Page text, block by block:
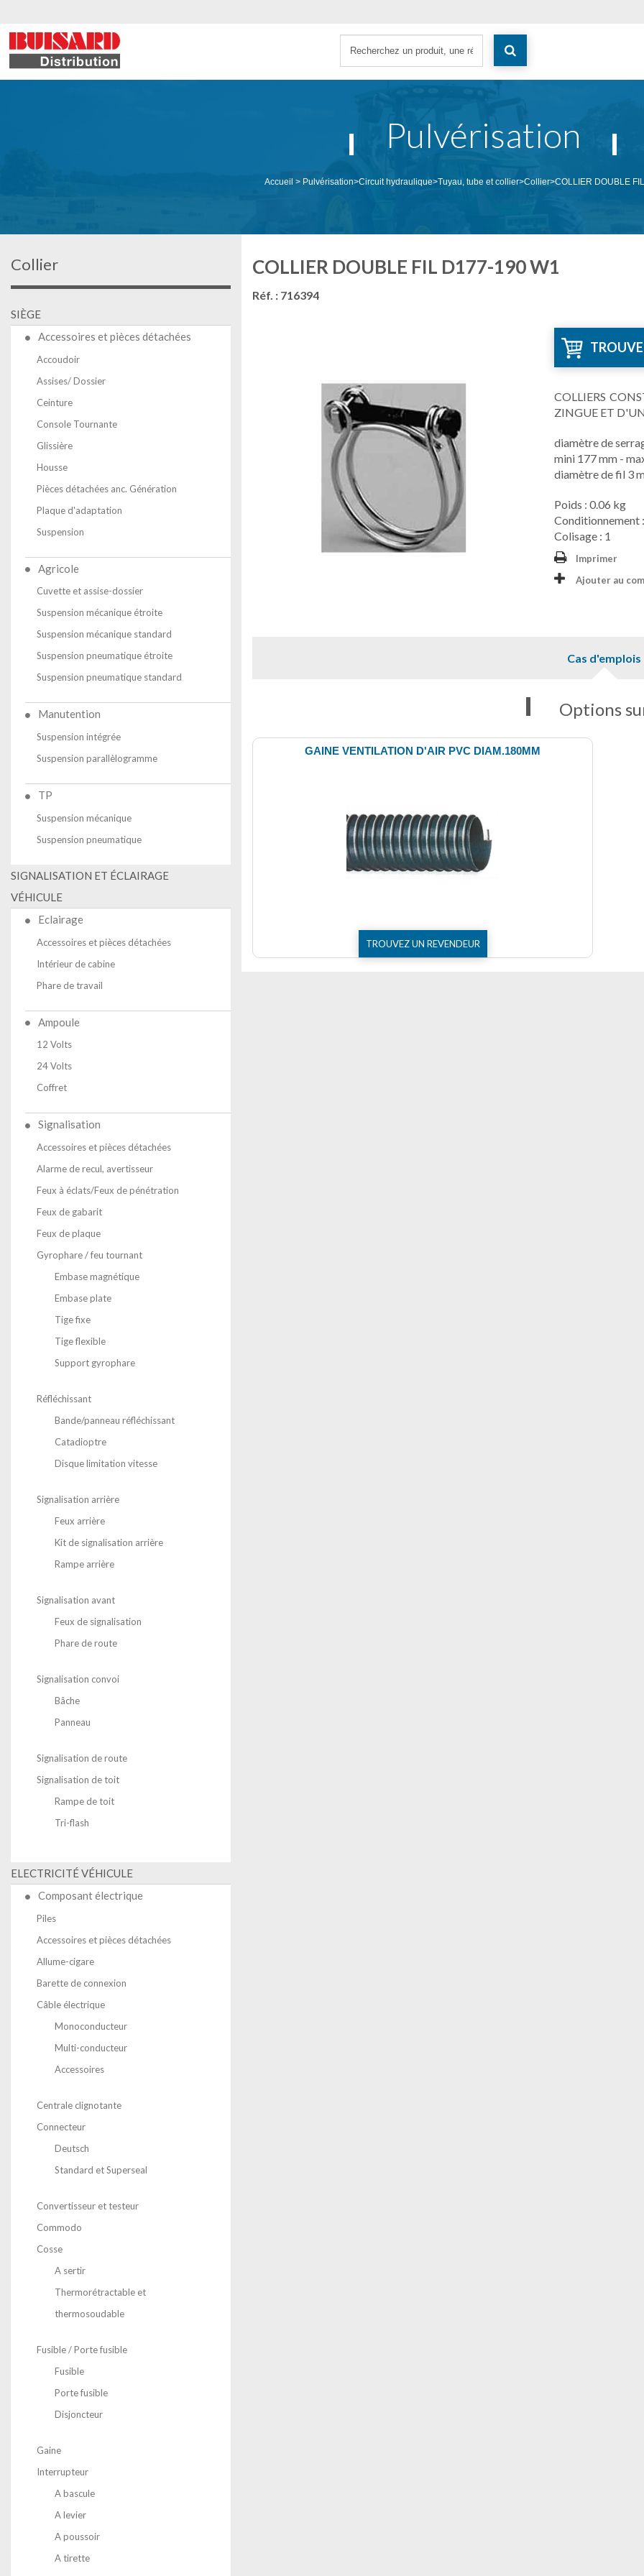
Pulvérisation
Accueil > Pulvérisation>Circuit hydraulique>Tuyau, tube et collier>Collier>COLLIER DOUBLE
Collier
SIÈGE
Accessoires et pièces détachées
Accoudoir
Assises/ Dossier
Ceinture
Console Tournante
Glissière
Housse
Pièces détachées anc. Génération
Plaque d'adaptation
Suspension
Agricole
Cuvette et assise-dossier
Suspension mécanique étroite
Suspension mécanique standard
Suspension pneumatique étroite
Suspension pneumatique standard
Manutention
Suspension intégrée
Suspension parallèlogramme
TP
Suspension mécanique
Suspension pneumatique
SIGNALISATION ET ÉCLAIRAGE
VÉHICULE
Eclairage
Accessoires et pièces détachées
Intérieur de cabine
Phare de travail
Ampoule
12 Volts
24 Volts
Coffret
Signalisation
Accessoires et pièces détachées
Alarme de recul, avertisseur
Feux à éclats/Feux de pénétration
Feux de gabarit
Feux de plaque
Gyrophare / feu tournant
Embase magnétique
Embase plate
Tige fixe
Tige flexible
Support gyrophare
Réfléchissant
Bande/panneau réfléchissant
Catadioptre
Disque limitation vitesse
Signalisation arrière
Feux arrière
Kit de signalisation arrière
Rampe arrière
Signalisation avant
Feux de signalisation
Phare de route
Signalisation convoi
Bâche
Panneau
Signalisation de route
Signalisation de toit
Rampe de toit
Tri-flash
ELECTRICITÉ VÉHICULE
Composant électrique
Piles
Accessoires et pièces détachées
Allume-cigare
Barette de connexion
Câble électrique
Monoconducteur
Multi-conducteur
Accessoires
Centrale clignotante
Connecteur
Deutsch
Standard et Superseal
Convertisseur et testeur
Commodo
Cosse
A sertir
Thermorétractable et
thermosoudable
Fusible / Porte fusible
Fusible
Porte fusible
Disjoncteur
Gaine
Interrupteur
A bascule
A levier
A poussoir
A tirette
COLLIER DOUBLE FIL D177-190 W1
Réf. : 716394
COLLIERS
ZINGUE ET
diamètre de
mini 177 mm -
diamètre de fil 3
Poids : 0.06 kg
Conditionnement
Colisage : 1
Imprimer
Ajouter au
Cas d'emplois
Options
GAINE VENTILATION D'AIR PVC DIAM.180MM
TROUVEZ UN REVENDEUR